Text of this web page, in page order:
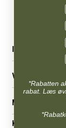
INFORMATION
Betingelser &
Reklamations- &
Levering &
Følg din
Cookies
VORES BUTIK
Vores butikker
Job
Mærker
MIN KONTO
Administrer min
KONTAKT OS
*Rabatten
rabat. Læs